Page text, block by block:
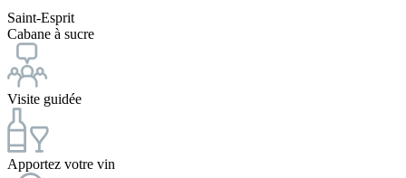
Saint-Esprit
Cabane à sucre
Visite guidée
Apportez votre vin